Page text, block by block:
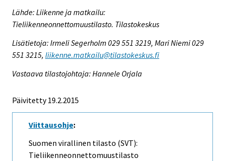
Lähde: Liikenne ja matkailu:
Tieliikenneonnettomuustilasto. Tilastokeskus
Lisätietoja: Irmeli Segerholm 029 551 3219, Mari Niemi 029
551 3215, liikenne.matkailu@tilastokeskus.fi
Vastaava tilastojohtaja: Hannele Orjala
Päivitetty 19.2.2015
Viittausohje:
Suomen virallinen tilasto (SVT):
Tieliikenneonnettomuustilasto